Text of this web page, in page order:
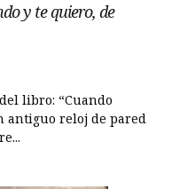
y te quiero, de
libro: “Cuando
antiguo reloj de pared